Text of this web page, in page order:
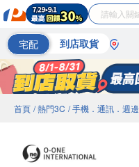
宅配 到店取貨
首頁 / 熱門3C / 手機．通訊．週邊